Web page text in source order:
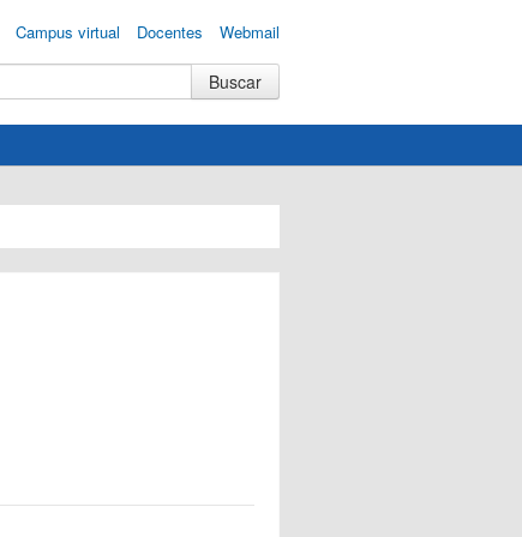
Campus virtual Docentes Webmail